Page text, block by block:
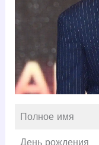
Полное имя
День рождения